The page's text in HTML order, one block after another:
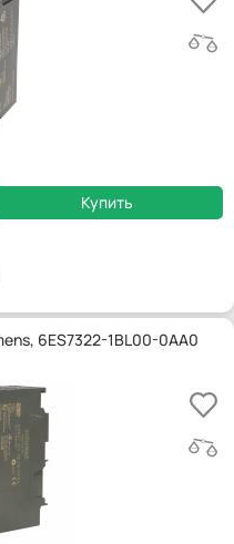
Купить
6ES7322-1BL00-0AA0